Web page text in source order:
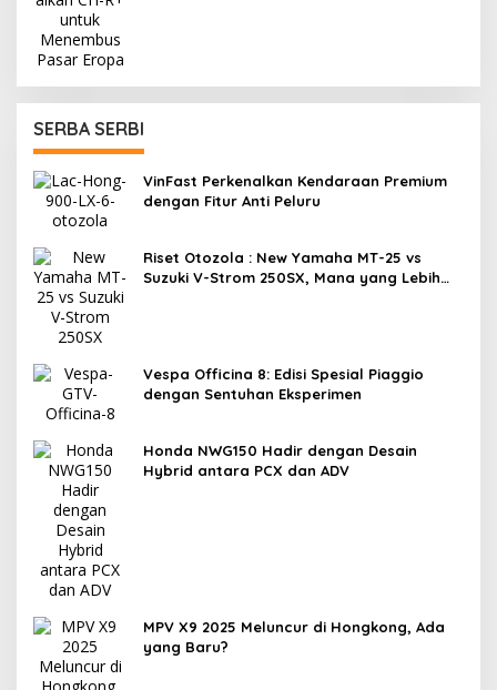
SERBA SERBI
VinFast Perkenalkan Kendaraan Premium
dengan Fitur Anti Peluru
Riset Otozola : New Yamaha MT-25 vs
Suzuki V-Strom 250SX, Mana yang Lebih
Vespa Officina 8: Edisi Spesial Piaggio
dengan Sentuhan Eksperimen
Honda NWG150 Hadir dengan Desain
Hybrid antara PCX dan ADV
MPV X9 2025 Meluncur di Hongkong, Ada
yang Baru?